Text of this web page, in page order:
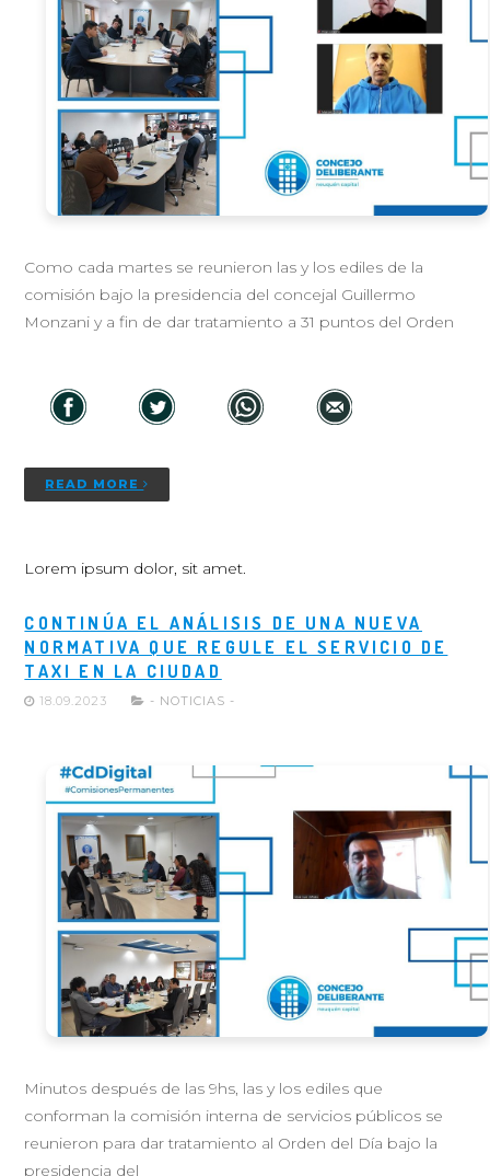
Como cada martes se reunieron las y los ediles de la
comisión bajo la presidencia del concejal Guillermo
Monzani y a fin de dar tratamiento a 31 puntos del Orden
READ MORE
Lorem ipsum dolor, sit amet.
CONTINÚA EL ANÁLISIS DE UNA NUEVA
NORMATIVA QUE REGULE EL SERVICIO DE
TAXI EN LA CIUDAD
18.09.2023 - NOTICIAS -
Minutos después de las 9hs, las y los ediles que
conforman la comisión interna de servicios públicos se
reunieron para dar tratamiento al Orden del Día bajo la
presidencia del